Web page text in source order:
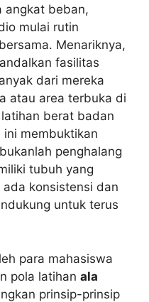
angkat beban,
mulai rutin
Menariknya,
fasilitas
dari mereka
atau area terbuka di
berat badan
membuktikan
penghalang
tubuh yang
konsistensi dan
untuk terus
para mahasiswa
pola latihan ala
prinsip-prinsip